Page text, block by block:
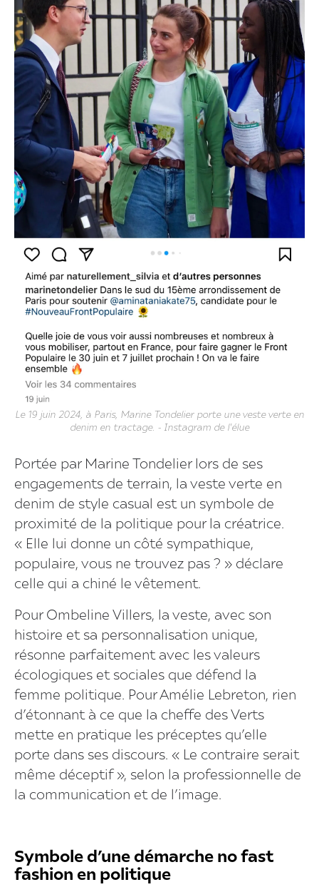
Le 19 juin 2024, à Paris, Marine Tondelier porte une veste verte en
denim en tractage. - Instagram de l'élue
Portée par Marine Tondelier lors de ses
engagements de terrain, la veste verte en
denim de style casual est un symbole de
proximité de la politique pour la créatrice.
« Elle lui donne un côté sympathique,
populaire, vous ne trouvez pas ? » déclare
celle qui a chiné le vêtement.
Pour Ombeline Villers, la veste, avec son
histoire et sa personnalisation unique,
résonne parfaitement avec les valeurs
écologiques et sociales que défend la
femme politique. Pour Amélie Lebreton, rien
d’étonnant à ce que la cheffe des Verts
mette en pratique les préceptes qu’elle
porte dans ses discours. « Le contraire serait
même déceptif », selon la professionnelle de
la communication et de l’image.
Symbole d’une démarche no fast
fashion en politique